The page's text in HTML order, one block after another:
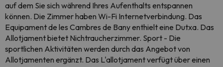
auf dem Sie sich während Ihres Aufenthalts entspannen
können. Die Zimmer haben Wi-Fi Internetverbindung. Das
Equipament de les Cambres de Bany enthielt eine Dutxa. Das
Allotjament bietet Nichtraucherzimmer. Sport - Die
sportlichen Aktivitäten werden durch das Angebot von
Allotjamenten ergänzt. Das L'allotjament verfügt über einen